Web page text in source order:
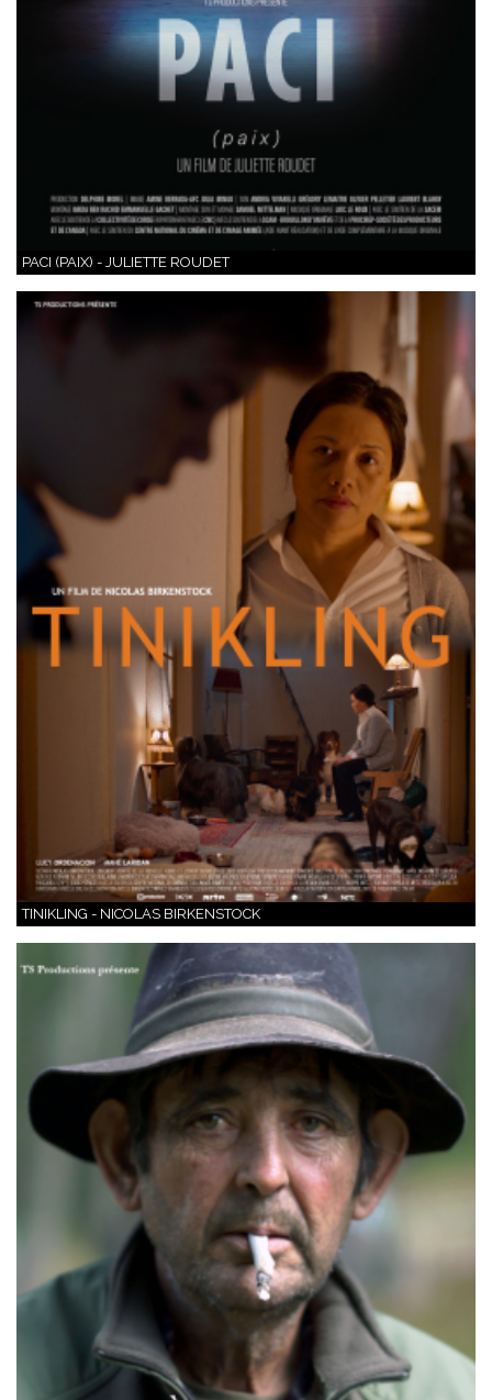
PACI (PAIX) - JULIETTE ROUDET
TINIKLING - NICOLAS BIRKENSTOCK